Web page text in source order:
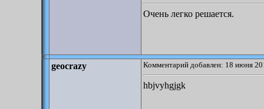
Очень легко решается.
geocrazy Комментарий добавлен: 18 июня
hbjvyhgjgk